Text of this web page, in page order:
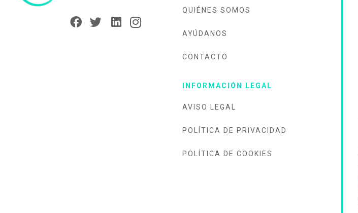
QUIÉNES SOMOS
AYÚDANOS
CONTACTO
INFORMACIÓN LEGAL
AVISO LEGAL
POLÍTICA DE PRIVACIDAD
POLÍTICA DE COOKIES